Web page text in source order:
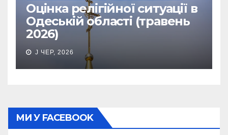
Оцінка релігійної ситуації в
Одеській області (травень
2026)
J ЧЕР, 2026
МИ У FACEBOOK